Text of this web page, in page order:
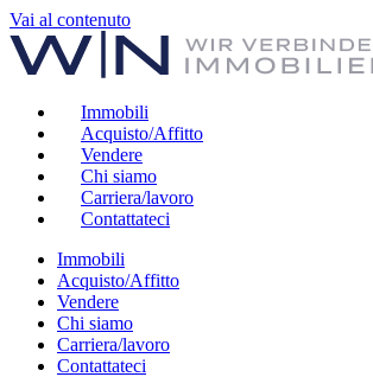
Vai al contenuto
Immobili
Acquisto/Affitto
Vendere
Chi siamo
Carriera/lavoro
Contattateci
Immobili
Acquisto/Affitto
Vendere
Chi siamo
Carriera/lavoro
Contattateci